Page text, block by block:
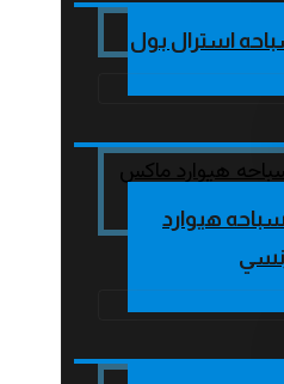
استرال بول
هيوارد